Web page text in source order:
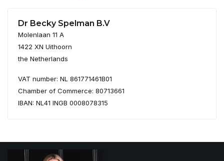
Dr Becky Spelman B.V
Molenlaan 11 A
1422 XN Uithoorn
the Netherlands
VAT number: NL 861771461B01
Chamber of Commerce: 80713661
IBAN: NL41 INGB 0008078315